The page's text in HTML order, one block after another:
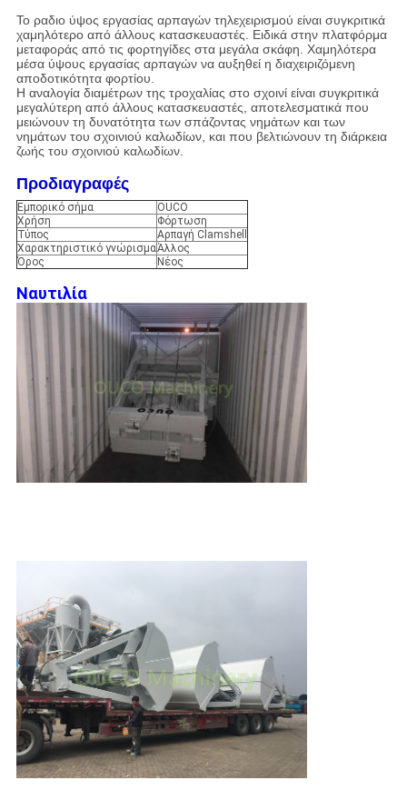
Το ραδιο ύψος εργασίας αρπαγών τηλεχειρισμού είναι συγκριτικά
χαμηλότερο από άλλους κατασκευαστές. Ειδικά στην πλατφόρμα
μεταφοράς από τις φορτηγίδες στα μεγάλα σκάφη. Χαμηλότερα
μέσα ύψους εργασίας αρπαγών να αυξηθεί η διαχειριζόμενη
αποδοτικότητα φορτίου.
Η αναλογία διαμέτρων της τροχαλίας στο σχοινί είναι συγκριτικά
μεγαλύτερη από άλλους κατασκευαστές, αποτελεσματικά που
μειώνουν τη δυνατότητα των σπάζοντας νημάτων και των
νημάτων του σχοινιού καλωδίων, και που βελτιώνουν τη διάρκεια
ζωής του σχοινιού καλωδίων.
Προδιαγραφές
Εμπορικό σήμα
OUCO
Χρήση
Φόρτωση
Τύπος
Αρπαγή Clamshell
Χαρακτηριστικό γνώρισμαΆλλος
Όρος
Νέος
Ναυτιλία